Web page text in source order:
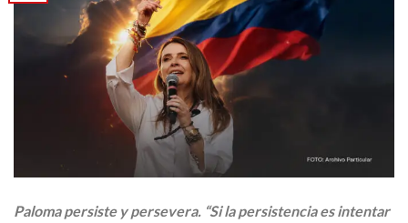
Paloma persiste y persevera. “Si la persistencia es intentar